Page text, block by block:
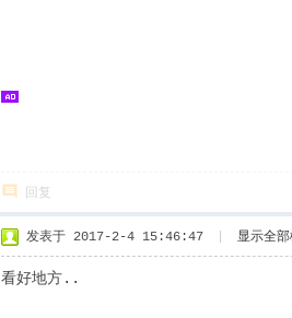
回复
发表于 2017-2-4 15:46:47 显示全
看好地方..